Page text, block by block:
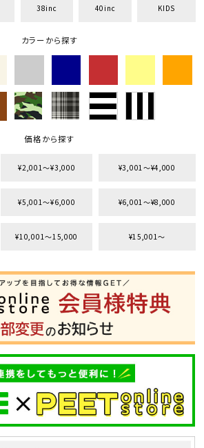
M
30inc
32inc
KIDS
tune 絞り込んで検索する
38inc 40inc KIDS
カラーから探す
価格から探す
¥2,001〜¥3,000 ¥3,001〜¥4,000
¥5,001〜¥6,000 ¥6,001〜¥8,000
¥10,001〜15,000 ¥15,001〜